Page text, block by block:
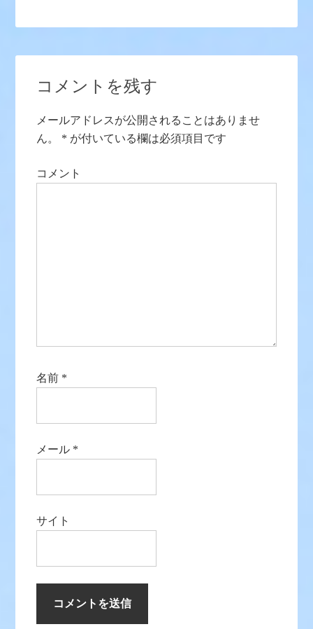
コメントを残す
メールアドレスが公開されることはありませ
ん。
* が付いている欄は必須項目です
コメント
名前 *
メール *
サイト